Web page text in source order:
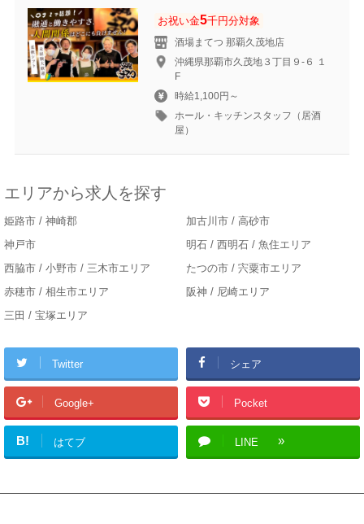
お祝い金5千円分対象
酒場まてつ 那覇久茂地店
沖縄県那覇市久茂地３丁目９‐６ １
F
時給1,100円～
ホール・キッチンスタッフ（居酒
屋）
エリアから求人を探す
姫路市 / 神崎郡
加古川市 / 高砂市
神戸市
明石 / 西明石 / 魚住エリア
西脇市 / 小野市 / 三木市エリア
たつの市 / 宍粟市エリア
赤穂市 / 相生市エリア
阪神 / 尼崎エリア
三田 / 宝塚エリア
Twitter シェア
Google+ Pocket
B! はてブ LINE